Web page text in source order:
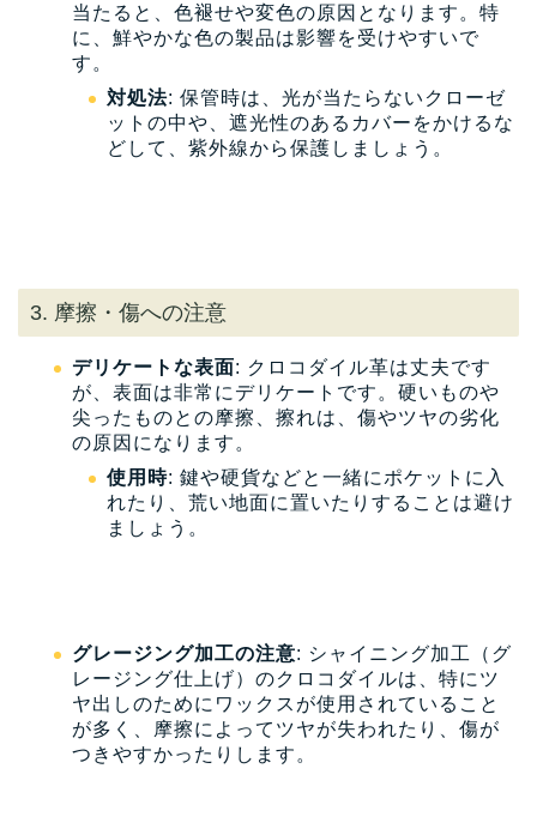
当たると、色褪せや変色の原因となります。特
に、鮮やかな色の製品は影響を受けやすいで
す。
対処法: 保管時は、光が当たらないクローゼ
ットの中や、遮光性のあるカバーをかけるな
どして、紫外線から保護しましょう。
3. 摩擦・傷への注意
デリケートな表面: クロコダイル革は丈夫です
が、表面は非常にデリケートです。硬いものや
尖ったものとの摩擦、擦れは、傷やツヤの劣化
の原因になります。
使用時: 鍵や硬貨などと一緒にポケットに入
れたり、荒い地面に置いたりすることは避け
ましょう。
グレージング加工の注意: シャイニング加工（グ
レージング仕上げ）のクロコダイルは、特にツ
ヤ出しのためにワックスが使用されていること
が多く、摩擦によってツヤが失われたり、傷が
つきやすかったりします。